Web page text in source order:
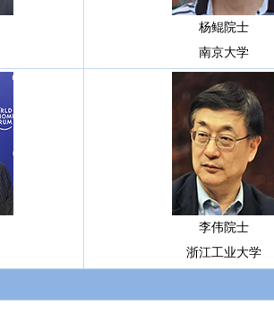
杨鲲院士
南京大学
李伟院士
浙江工业大学